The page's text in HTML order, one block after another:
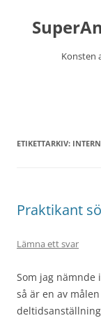
innehåll
Konsten
ETIKETTARKIV:
Praktikant
Lämna ett svar
Som jag
så är en av